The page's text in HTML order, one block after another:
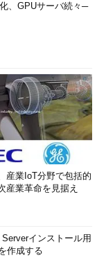
、GPUサーバ続々─
産業IoT分野で包括的
業革命を見据え
インストール用
作成する